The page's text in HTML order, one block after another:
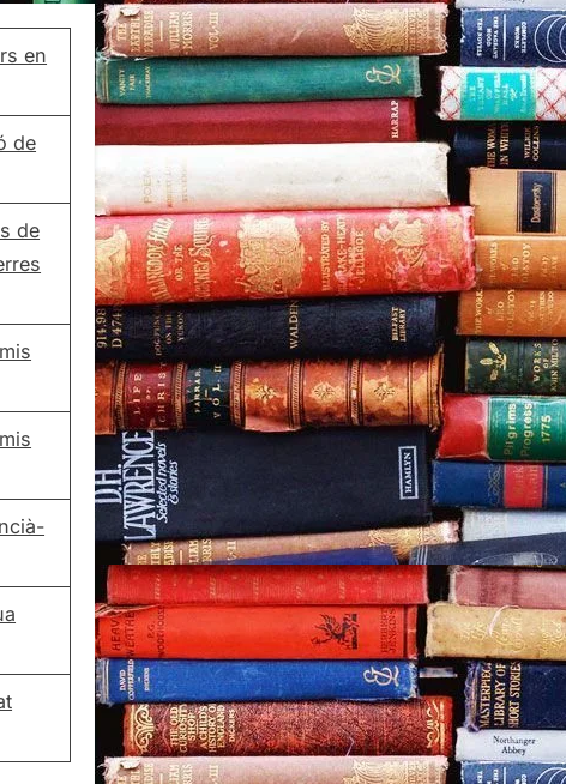
en
de
de